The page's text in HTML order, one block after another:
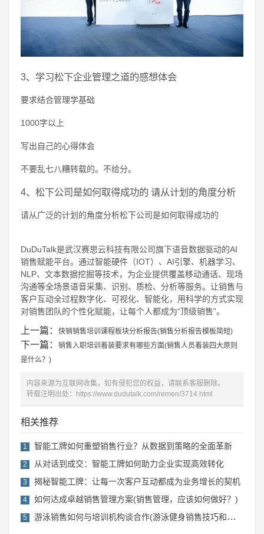
3、学习松下企业管理之道的感想体会
要求结合管理学基础
1000字以上
写出自己的心得体会
不要乱七八糟转载的。不给分。
4、松下公司是如何取得成功的 请从计划的角度分析
请从广泛的计划的角度分析松下公司是如何取得成功的
DuDuTalk是武汉赛思云科技有限公司旗下语音数据驱动的AI
销售赋能平台。通过智能硬件（IOT）、AI引擎、机器学习、
NLP、文本数据挖掘等技术，为企业提供覆盖移动通话、现场
沟通等全场景语音采集、识别、质检、分析等服务。让销售与
客户互动全过程数字化、可视化、智能化，用科学的方式实现
对销售团队的个性化赋能，让每个人都成为“顶级销售”。
上一篇： 快销销售培训课程板块分析报告(销售分析报告模板简短)
下一篇：
销售入职培训着装要求有哪些方面(销售人员着装四大原则
是什么？)
内容来源为互联网收集，如有侵犯您的权益，请联系客服删除。
转载注明出处：
https://www.dudutalk.com/remen/3714.html
相关推荐
1 智能工牌如何重塑销售行业？从数据到策略的全面革新
2 从对话到成交：智能工牌如何助力企业实现高效转化
3 揭秘智能工牌：让每一次客户互动都成为业务增长的契机
4 如何达成卓越销售管理方案(销售管理，应该如何做好？)
5 游泳销售如何与培训机构谈合作(游泳健身销售技巧和话术)